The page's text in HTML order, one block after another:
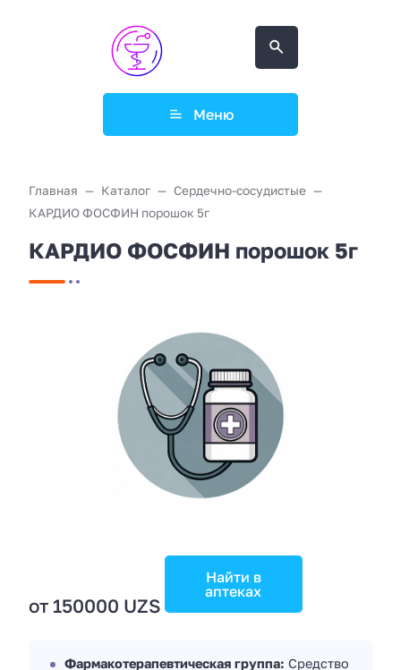
Меню
Главная Каталог
Сердечно-сосудистые
КАРДИО ФОСФИН порошок 5г
КАРДИО ФОСФИН порошок 5г
от 150000 UZS
Найти в
аптеках
Фармакотерапевтическая группа: Средство